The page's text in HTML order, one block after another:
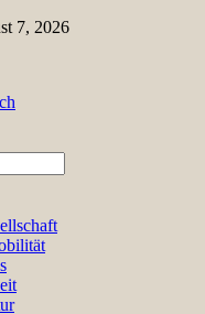
7, 2026
Politik, Kultur &